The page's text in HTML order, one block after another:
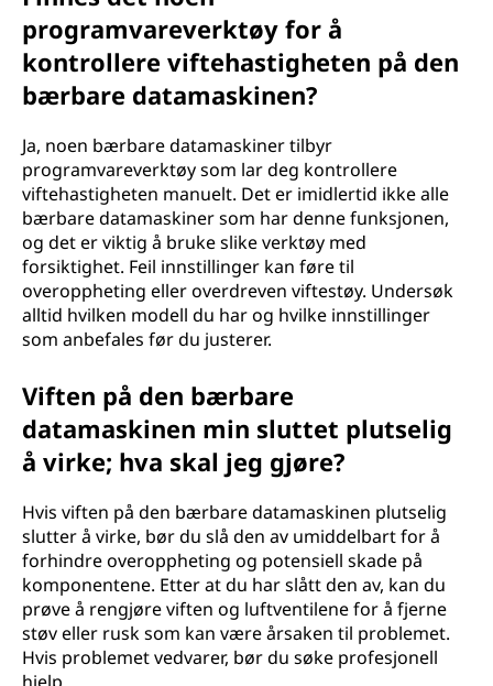
programvareverktøy for å
kontrollere viftehastigheten på den
bærbare datamaskinen?
Ja, noen bærbare datamaskiner tilbyr
programvareverktøy som lar deg kontrollere
viftehastigheten manuelt. Det er imidlertid ikke alle
bærbare datamaskiner som har denne funksjonen,
og det er viktig å bruke slike verktøy med
forsiktighet. Feil innstillinger kan føre til
overoppheting eller overdreven viftestøy. Undersøk
alltid hvilken modell du har og hvilke innstillinger
som anbefales før du justerer.
Viften på den bærbare
datamaskinen min sluttet plutselig
å virke; hva skal jeg gjøre?
Hvis viften på den bærbare datamaskinen plutselig
slutter å virke, bør du slå den av umiddelbart for å
forhindre overoppheting og potensiell skade på
komponentene. Etter at du har slått den av, kan du
prøve å rengjøre viften og luftventilene for å fjerne
støv eller rusk som kan være årsaken til problemet.
Hvis problemet vedvarer, bør du søke profesjonell